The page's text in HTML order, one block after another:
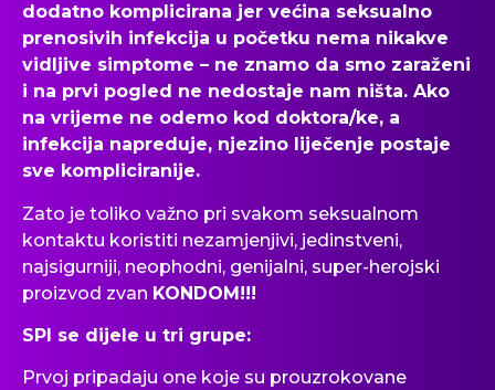
dodatno komplicirana jer većina seksualno
prenosivih infekcija u početku nema nikakve
vidljive simptome – ne znamo da smo zaraženi
i na prvi pogled ne nedostaje nam ništa. Ako
na vrijeme ne odemo kod doktora/ke, a
infekcija napreduje, njezino liječenje postaje
sve kompliciranije.
Zato je toliko važno pri svakom seksualnom
kontaktu koristiti nezamjenjivi, jedinstveni,
najsigurniji, neophodni, genijalni, super-herojski
proizvod zvan KONDOM!!!
SPI se dijele u tri grupe:
Prvoj pripadaju one koje su prouzrokovane